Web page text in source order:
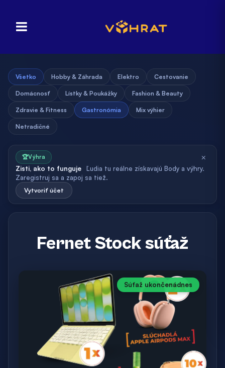
Všetko Hobby & Záhrada Elektro Cestovanie
Domácnosť Lístky & Poukážky Fashion & Beauty
Zdravie & Fitness Gastronómia Mix výhier
Netradičné
🏆Výhra
Zisti, ako to funguje
Ľudia tu reálne získavajú Body a výhry.
Zaregistruj sa a zapoj sa tiež.
Vytvoriť účet
×
Fernet Stock súťaž
Súťaž ukončenádnes